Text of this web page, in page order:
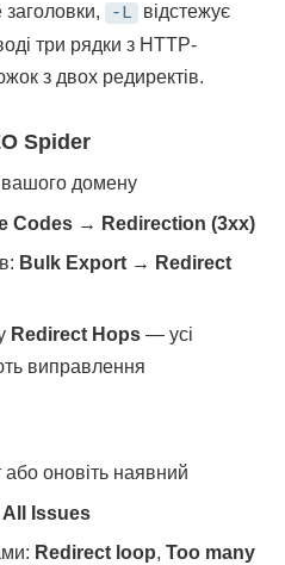
-L
відстежує
три рядки з HTTP-
з двох редиректів.
Spider
вашого домену
Codes → Redirection (3xx)
Bulk Export → Redirect
Redirect Hops — усі
виправлення
або оновіть наявний
Issues
Redirect loop,Too many